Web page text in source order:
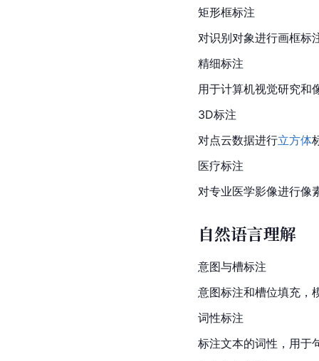
矩形框标注
对识别对象进行画框标
精细标注
用于计算机视觉研究和
3D标注
对点云数据进行立方体
医疗标注
对专业医学影像进行像
自然语言理解
意图与槽标注
意图标注和槽位填充，
词性标注
标注文本的词性，用于